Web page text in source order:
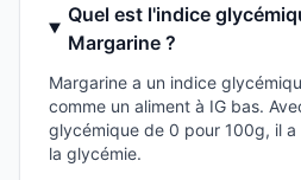
Quel est l'indice
Margarine ?
Margarine a un indice
comme un aliment à IG bas.
glycémique de 0 pour 100g, il a
la glycémie.